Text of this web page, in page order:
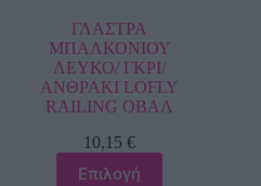
ΓΛΑΣΤΡΑ
ΜΠΑΛΚΟΝΙΟΥ
ΛΕΥΚΟ/ ΓΚΡΙ/
ΑΝΘΡΑΚΙ LOFLY
RAILING ΟΒΑΛ
10,15€
Επιλογή